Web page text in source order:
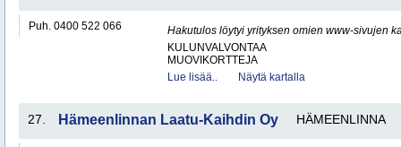
Puh. 0400 522 066
Hakutulos löytyi yrityksen omien www-sivujen
KULUNVALVONTAA
MUOVIKORTTEJA
Lue lisää..
Näytä kartalla
27. Hämeenlinnan Laatu-Kaihdin Oy HÄMEENLINNA